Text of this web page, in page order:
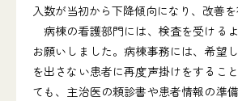
入数が当初から下降傾向になり、改善を
病棟の看護部門には、検査を受ける
お願いしました。病棟事務には、希望
を出さない患者に再度声掛けをするこ
ても、主治医の頼診書や患者情報の準